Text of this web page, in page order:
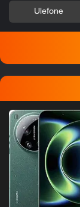
Ulefone